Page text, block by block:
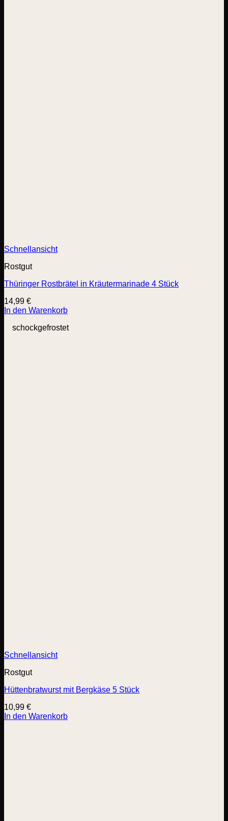
Schnellansicht
Rostgut
Thüringer Rostbrätel in Kräutermarinade 4 Stück
14,99 €
In den Warenkorb
schockgefrostet
Schnellansicht
Rostgut
Hüttenbratwurst mit Bergkäse 5 Stück
10,99 €
In den Warenkorb